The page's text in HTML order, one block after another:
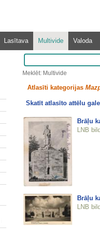
Lasītava Multivide Valoda
Meklēt: Multivide
Atlasīti kategorijas
Skatīt atlasīto attēlu
Brāļu
LNB
Brāļu
LNB